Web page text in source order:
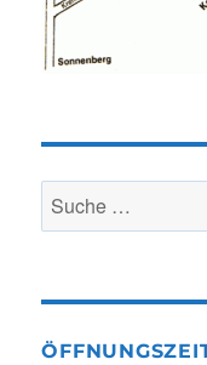
Suche
nach: